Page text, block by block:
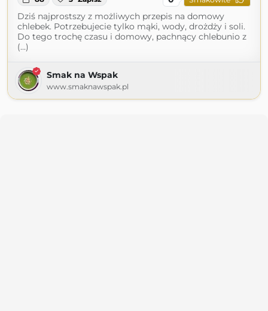
Dziś najprostszy z możliwych przepis na domowy
chlebek. Potrzebujecie tylko mąki, wody, drożdży i soli.
Do tego trochę czasu i domowy, pachnący chlebunio z
(...)
Smak na Wspak
www.smaknawspak.pl